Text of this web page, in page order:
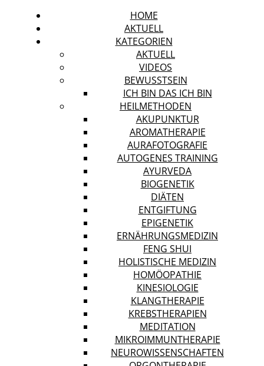
HOME
AKTUELL
KATEGORIEN
AKTUELL
VIDEOS
BEWUSSTSEIN
ICH BIN DAS ICH BIN
HEILMETHODEN
AKUPUNKTUR
AROMATHERAPIE
AURAFOTOGRAFIE
AUTOGENES TRAINING
AYURVEDA
BIOGENETIK
DIÄTEN
ENTGIFTUNG
EPIGENETIK
ERNÄHRUNGSMEDIZIN
FENG SHUI
HOLISTISCHE MEDIZIN
HOMÖOPATHIE
KINESIOLOGIE
KLANGTHERAPIE
KREBSTHERAPIEN
MEDITATION
MIKROIMMUNTHERAPIE
NEUROWISSENSCHAFTEN